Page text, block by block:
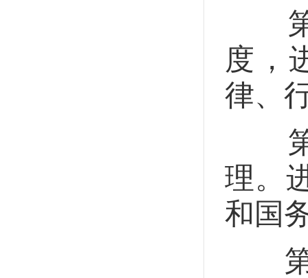
第
度，
律、
第
理。
和国
第